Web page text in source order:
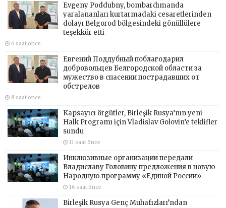
Evgeny Poddubny, bombardımanda
yaralananları kurtarmadaki cesaretlerinden
dolayı Belgorod bölgesindeki gönüllülere
teşekkür etti
6 saat önce
Евгений Поддубный поблагодарил
добровольцев Белгородской области за
мужество в спасении пострадавших от
обстрелов
8 saat önce
Kapsayıcı örgütler, Birleşik Rusya’nın yeni
Halk Programı için Vladislav Golovin’e teklifler
sundu
11 saat önce
Инклюзивные организации передали
Владиславу Головину предложения в новую
Народную программу «Единой России»
16 saat önce
Birleşik Rusya Genç Muhafızları’ndan